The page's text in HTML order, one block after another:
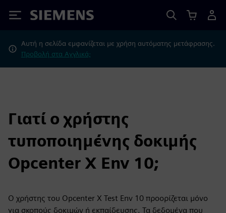
Siemens
Αυτή η σελίδα εμφανίζεται με χρήση αυτόματης μετάφρασης.
Προβολή στα Αγγλικά;
Γιατί ο χρήστης
τυποποιημένης δοκιμής
Opcenter X Env 10;
Ο χρήστης του Opcenter X Test Env 10 προορίζεται μόνο
για σκοπούς δοκιμών ή εκπαίδευσης. Τα δεδομένα που